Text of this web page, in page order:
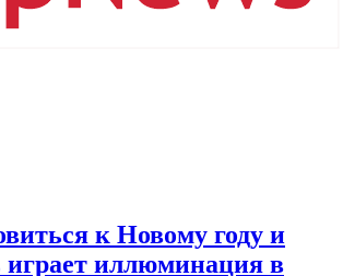
к Новому году и
иллюминация в